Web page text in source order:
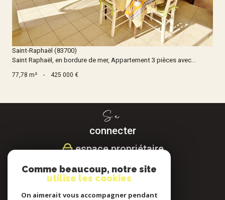
Saint-Raphaël (83700)
Saint Raphaël, en bordure de mer, Appartement 3 pièces avec...
77,78 m² - 425 000 €
Se
connecter
espace propriétaire
Nous
Comme beaucoup, notre site
utilise les cookies
On aimerait vous accompagner pendant